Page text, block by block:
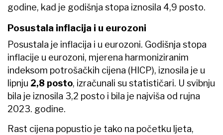
godine, kad je godišnja stopa iznosila 4,9 posto.
Posustala inflacija i u eurozoni
Posustala je inflacija i u eurozoni. Godišnja stopa
inflacije u eurozoni, mjerena harmoniziranim
indeksom potrošačkih cijena (HICP), iznosila je u
lipnju 2,8 posto, izračunali su statističari. U svibnju
bila je iznosila 3,2 posto i bila je najviša od rujna
2023. godine.
Rast cijena popustio je tako na početku ljeta,